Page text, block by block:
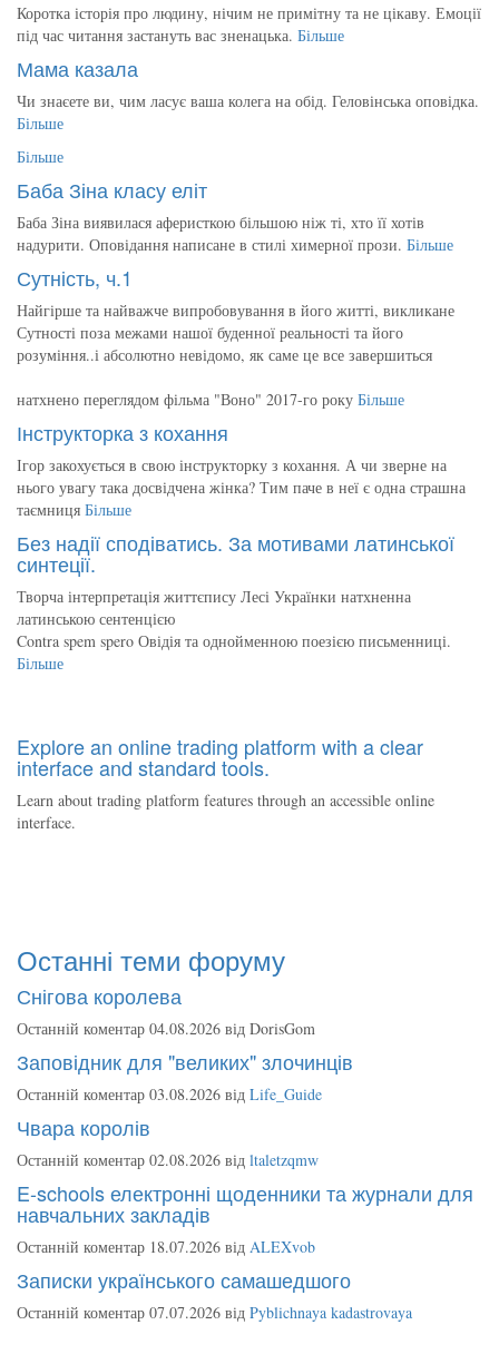
Коротка історія про людину, нічим не примітну та не цікаву. Емоції
під час читання застануть вас зненацька. Більше
Мама казала
Чи знаєете ви, чим ласує ваша колега на обід. Геловінська оповідка.
Більше
Більше
Баба Зіна класу еліт
Баба Зіна виявилася аферисткою більшою ніж ті, хто її хотів
надурити. Оповідання написане в стилі химерної прози. Більше
Сутність, ч.1
Найгірше та найважче випробовування в його житті, викликане
Сутності поза межами нашої буденної реальності та його
розуміння..і абсолютно невідомо, як саме це все завершиться
натхнено переглядом фільма "Воно" 2017-го року Більше
Інструкторка з кохання
Ігор закохується в свою інструкторку з кохання. А чи зверне на
нього увагу така досвідчена жінка? Тим паче в неї є одна страшна
таємниця Більше
Без надії сподіватись. За мотивами латинської
синтеції.
Творча інтерпретація життєпису Лесі Українки натхненна
латинською сентенцією
Contra spem spero Овідія та однойменною поезією письменниці.
Більше
Explore an online trading platform with a clear
interface and standard tools.
Learn about trading platform features through an accessible online
interface.
Останні теми форуму
Снігова королева
Останній коментар 04.08.2026 від DorisGom
Заповідник для "великих" злочинців
Останній коментар 03.08.2026 від Life_Guide
Чвара королів
Останній коментар 02.08.2026 від ltaletzqmw
E-schools електронні щоденники та журнали для
навчальних закладів
Останній коментар 18.07.2026 від ALEXvob
Записки українського самашедшого
Останній коментар 07.07.2026 від Pyblichnaya kadastrovaya